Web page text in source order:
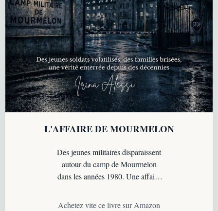
L'AFFAIRE DE MOURMELON
Des jeunes militaires disparaissent
autour du camp de Mourmelon
dans les années 1980. Une affaire
silences, les similitudes et les failles
Achetez vite ce livre sur Amazon